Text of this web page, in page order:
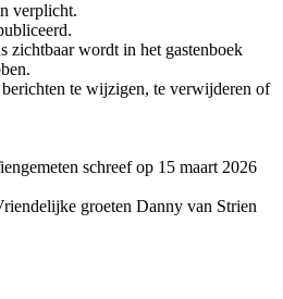
verplicht.
zichtbaar wordt in het gastenboek
te wijzigen, te verwijderen of
schreef op 15 maart 2026
groeten Danny van Strien